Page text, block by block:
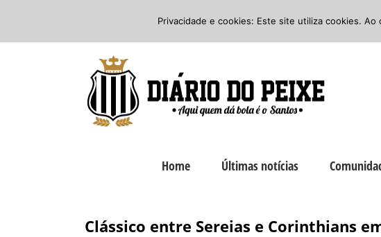
o
Facebook
Instagram
Home Últimas notícias
Clássico entre Sereias e Corinthians
Privacidade e cookies: Este site utiliza cookies.